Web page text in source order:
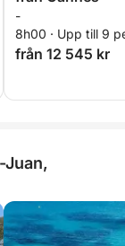
-
8h00 · Upp till 9
från 12 545 kr